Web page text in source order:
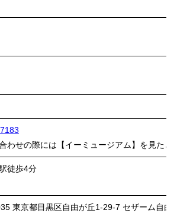
わせの際には【イーミュージアム】を見たと
徒歩4分
東京都目黒区自由が丘1-29-7 セザーム自由